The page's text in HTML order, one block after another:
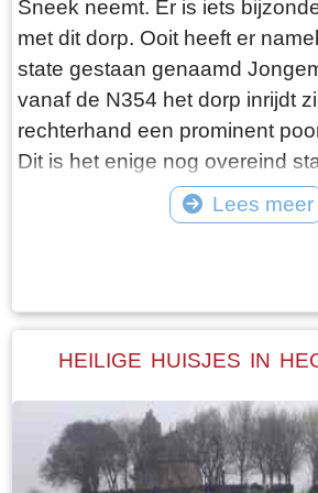
en vangen regelmatig bot bij
dat de ze inmiddels aardig op
ieder geval over de zestig. Ik
nog even kunnen volhouden tot
pensioenleeftijd. Want zodra zij
vangt iedereen bot bij Laaksum.
Sneek neemt. Er is iets
met dit dorp. Ooit heeft er
state gestaan genaamd
vanaf de N354 het dorp inrijdt
rechterhand een prominent
Dit is het enige nog overeind
van Jongemastate. Het
toegang tot het park
aub”. Het is de moeite waard
heeft. Grote brokken
der verspreid door het park
explosie heeft
Lees meer
HEILIGE HUISJES IN